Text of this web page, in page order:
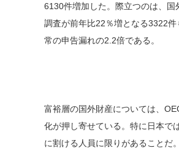
6130件増加した。際立つのは、
調査が前年比22％増となる3322
常の申告漏れの2.2倍である。
富裕層の国外財産については、
化が押し寄せている。特に日本で
に割ける人員に限りがあることだ